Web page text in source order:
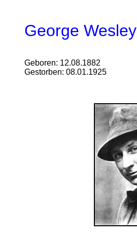
George Wesley
Geboren: 12.08.1882
Gestorben: 08.01.1925